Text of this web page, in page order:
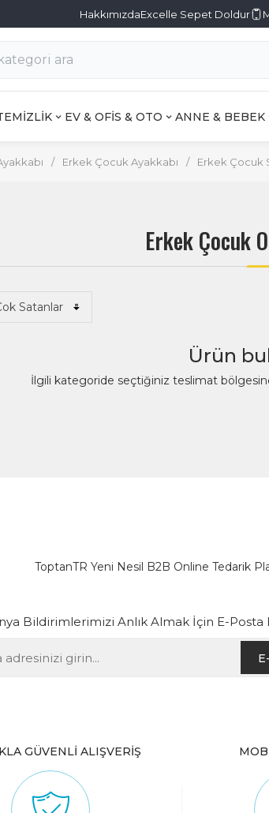
HakkımızdaExcelle Sepet Doldur
EV & OFİS & OTO ANNE & BEBEK
/ Erkek Çocuk Ayakkabı / Erkek Çocuk
Erkek Çocuk
Ürün
İlgili kategoride seçtiğiniz teslimat
ToptanTR Yeni Nesil B2B Online Tedarik
Bildirimlerimizi Anlık Almak İçin E-Posta
GÜVENLİ ALIŞVERİŞ